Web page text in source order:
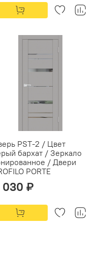
PST-2 / Цвет
бархат / Зеркало
/ Двери
PORTE
030 ₽